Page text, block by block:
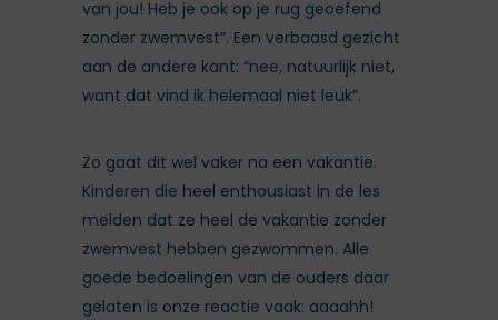
van jou! Heb je ook op je rug geoefend
zonder zwemvest”. Een verbaasd gezicht
aan de andere kant: “nee, natuurlijk niet,
want dat vind ik helemaal niet leuk”.
Zo gaat dit wel vaker na een vakantie.
Kinderen die heel enthousiast in de les
melden dat ze heel de vakantie zonder
zwemvest hebben gezwommen. Alle
goede bedoelingen van de ouders daar
gelaten is onze reactie vaak: aaaahh!